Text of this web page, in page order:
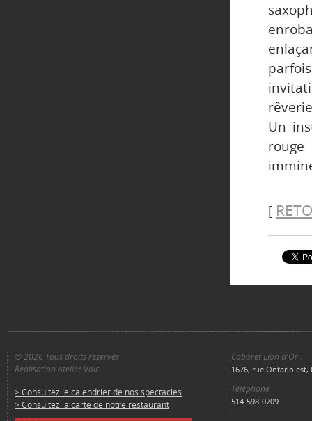
Un
[
© 2026 Tous droits réservés
Réalisation Atelier Voir
> Consultez le calendrier de nos spectacles
> Consultez la carte de notre restaurant
Cabaret Lion d'Or :
1676, rue Ontario est,
Téléphone
514-598-0709